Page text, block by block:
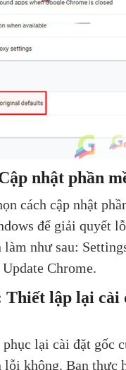
nhật phần
cách cập nhật
để giải quyết
làm như sau:
Chrome.
Thiết lập lại cài
lại cài đặt gốc
không. Bạn thực